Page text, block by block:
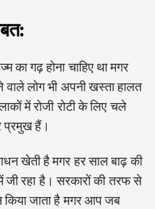
का गढ़ होना चाहिए था मगर
वाले लोग भी अपनी खस्ता हालत
में रोजी रोटी के लिए चले
प्रमुख हैं।
खेती है मगर हर साल बाढ़ की
रहा है। सरकारों की तरफ से
जाता है मगर आप जब